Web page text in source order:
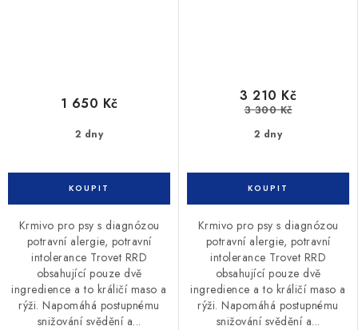
2 dny
1 650 Kč
Krmivo pro psy s diagnózou
potravní alergie, potravní
intolerance Trovet RRD
obsahující pouze dvě
ingredience a to králičí maso a
rýži. Napomáhá postupnému
snižování svědění a...
2 dny
3 210 Kč
3 300 Kč
Krmivo pro psy s diagnózou
potravní alergie, potravní
intolerance Trovet RRD
obsahující pouze dvě
ingredience a to králičí maso a
rýži. Napomáhá postupnému
snižování svědění a...